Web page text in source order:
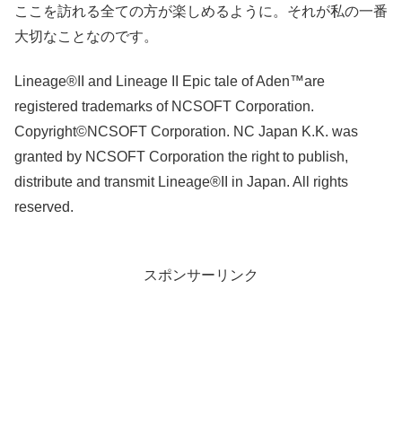
ここを訪れる全ての方が楽しめるように。それが私の一番
大切なことなのです。
Lineage®II and Lineage II Epic tale of Aden™are
registered trademarks of NCSOFT Corporation.
Copyright©NCSOFT Corporation. NC Japan K.K. was
granted by NCSOFT Corporation the right to publish,
distribute and transmit Lineage®II in Japan. All rights
reserved.
スポンサーリンク